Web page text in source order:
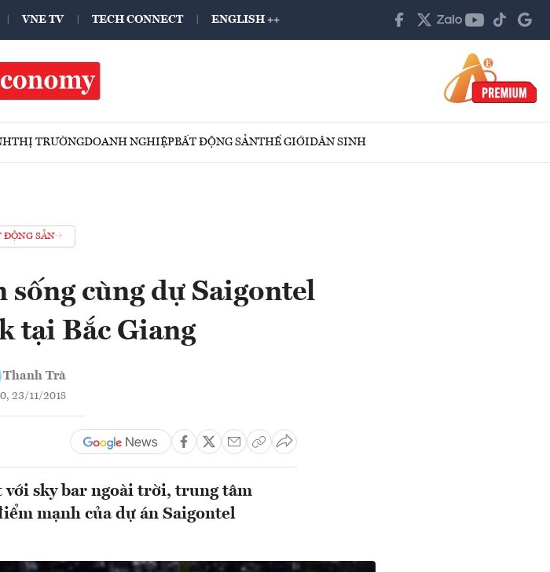
VNE TV TECH CONNECT ENGLISH ++
THỊ TRƯỜNGDOANH NGHIỆPBẤT ĐỘNG SẢNTHẾ GIỚIDÂN SINH
ĐỘNG SẢN
sống cùng dự Saigontel
tại Bắc Giang
Thanh Trà
23/11/2018
sky bar ngoài trời, trung tâm
mạnh của dự án Saigontel